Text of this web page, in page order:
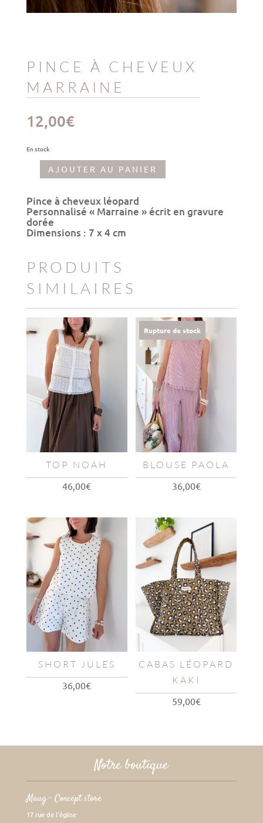
PINCE À CHEVEUX
MARRAINE
12,00€
En stock
quantité
à
cheveux
Marraine
AJOUTER AU PANIER
Pince à cheveux léopard
Personnalisé « Marraine » écrit en gravure
dorée
Dimensions : 7 x 4 cm
PRODUITS
SIMILAIRES
TOP NOAH
46,00€
Rupture de stock
BLOUSE PAOLA
36,00€
SHORT JULES
36,00€
CABAS LÉOPARD
KAKI
59,00€
Notre boutique
Maug – Concept store
17 rue de l’église